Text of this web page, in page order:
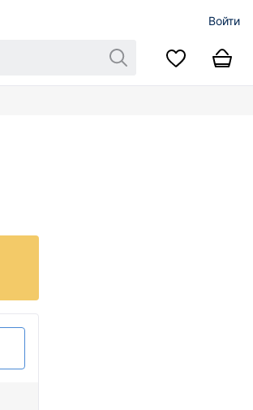
Войти